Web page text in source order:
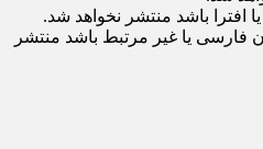
افترا باشد منتشر نخواهد شد.
فارسی یا غیر مرتبط باشد منتشر